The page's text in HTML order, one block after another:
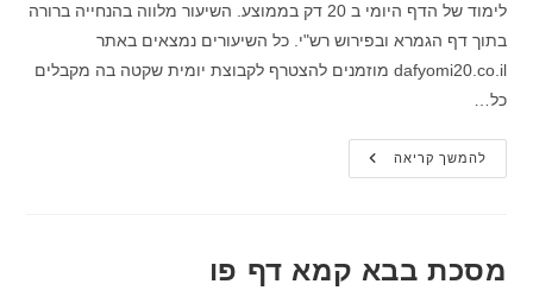
לימוד של הדף היומי ב 20 דק בממוצע. השיעור מלווה בהנחייה ברורה
בתוך דף הגמרא ובפירוש רש"י. כל השיעורים נמצאים באתר
dafyomi20.co.il מוזמנים להצטרף לקבוצת יומית שקטה בה מקבלים
כל…
להמשך קריאהמסכת
בבא
מסכת בבא קמא דף פו